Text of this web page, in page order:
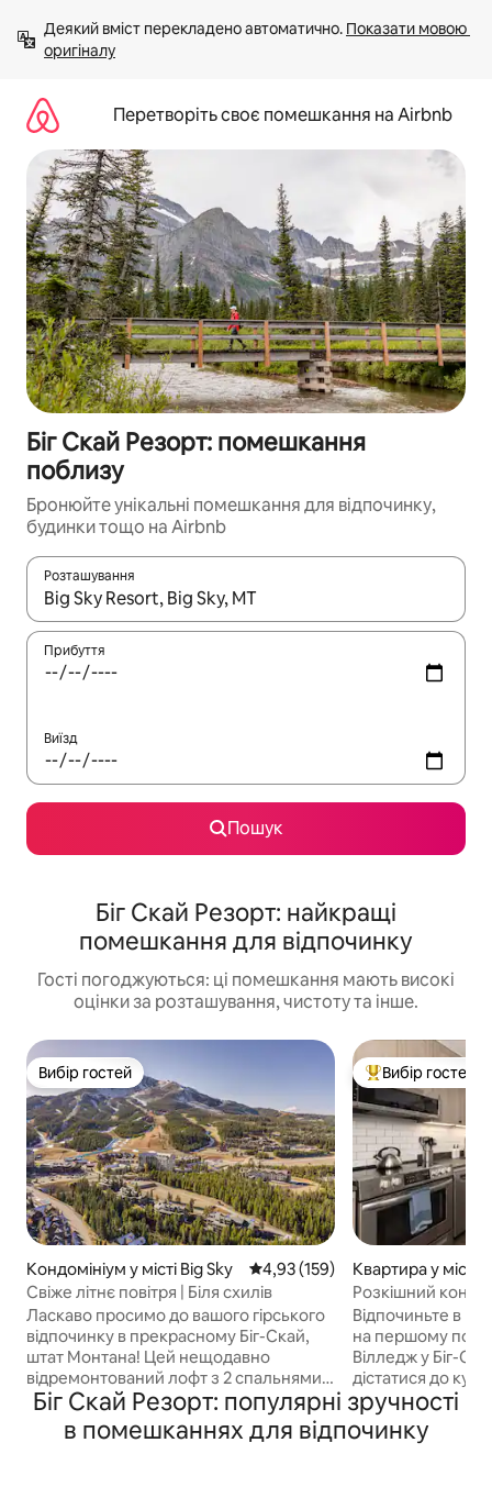
вмісту
Деякий вміст перекладено автоматично. Показати мовою
оригіналу
Перетворіть своє помешкання на Airbnb
Біг Скай Резорт: помешкання
поблизу
Бронюйте унікальні помешкання для відпочинку,
будинки тощо на Airbnb
Розташування
Отримавши результати пошуку, використовуйте для
Прибуття
Виїзд
Пошук
Біг Скай Резорт: найкращі
помешкання для відпочинку
Гості погоджуються: ці помешкання мають високі
оцінки за розташування, чистоту та інше.
Вибір гостей
Вибір гостей
Кондомініум у місті Big Sky Середня оцінка: 4,93 з 5,
4,93 (159)
Свіже літнє повітря | Біля схилів
Ласкаво просимо до вашого гірського
відпочинку в прекрасному Біг-Скай,
штат Монтана! Цей нещодавно
відремонтований лофт з 2 спальнями
та 2 ванними кімнатами пропонує
ідеальне поєднання комфорту, стилю
та розташування. Лише кілька хвилин
Топ вибір гостей
Вибір гостей
Квартира у місті
Розкішний
широке
у горах
Відпочиньте в
на першому
Вілледж у Біг-
дістатися до
Левінскі. Поруч
на лижах, піших
гірських
Біг Скай Резорт: популярні зручності
в помешканнях для відпочинку